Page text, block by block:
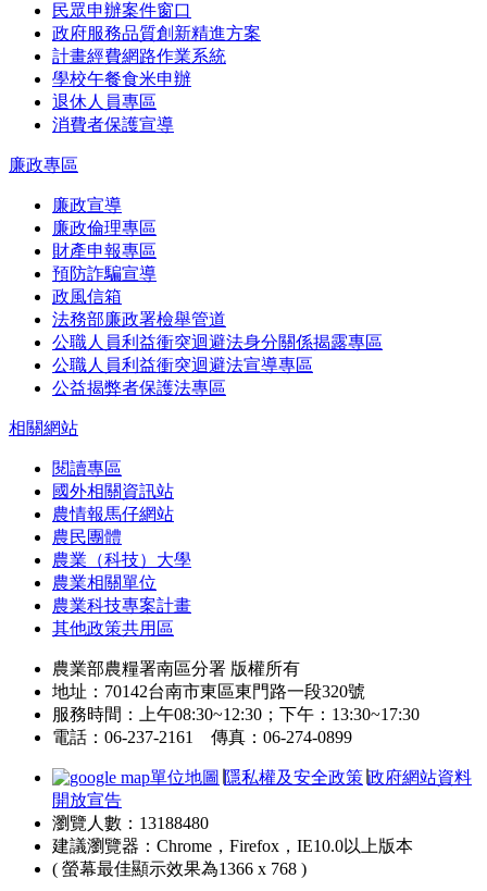
民眾申辦案件窗口
政府服務品質創新精進方案
計畫經費網路作業系統
學校午餐食米申辦
退休人員專區
消費者保護宣導
廉政專區
廉政宣導
廉政倫理專區
財產申報專區
預防詐騙宣導
政風信箱
法務部廉政署檢舉管道
公職人員利益衝突迴避法身分關係揭露專區
公職人員利益衝突迴避法宣導專區
公益揭弊者保護法專區
相關網站
閱讀專區
國外相關資訊站
農情報馬仔網站
農民團體
農業（科技）大學
農業相關單位
農業科技專案計畫
其他政策共用區
農業部農糧署南區分署 版權所有
地址：70142台南市東區東門路一段320號
服務時間：上午08:30~12:30；下午：13:30~17:30
電話：06-237-2161 傳真：06-274-0899
單位地圖 隱私權及安全政策 政府網站資料
開放宣告
瀏覽人數：13188480
建議瀏覽器：Chrome，Firefox，IE10.0以上版本
( 螢幕最佳顯示效果為1366 x 768 )